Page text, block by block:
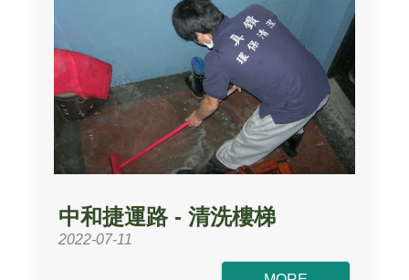
中和捷運路 - 清洗樓梯
2022-07-11